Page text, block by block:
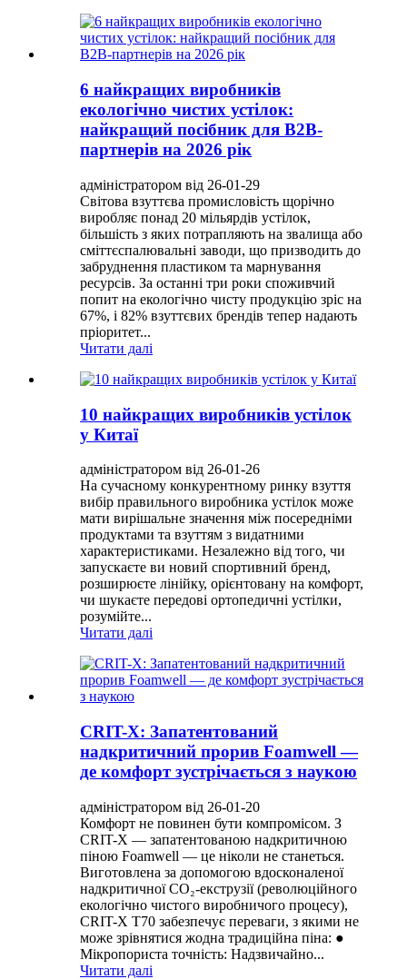
6 найкращих виробників
екологічно чистих устілок:
найкращий посібник для B2B-
партнерів на 2026 рік
адміністратором від 26-01-29
Світова взуттєва промисловість щорічно
виробляє понад 20 мільярдів устілок,
більшість з яких потрапляють на звалища або
сміттєспалювальні заводи, що призводить до
забруднення пластиком та марнування
ресурсів. За останні три роки споживчий
попит на екологічно чисту продукцію зріс на
67%, і 82% взуттєвих брендів тепер надають
пріоритет...
Читати далі
10 найкращих виробників устілок
у Китаї
адміністратором від 26-01-26
На сучасному конкурентному ринку взуття
вибір правильного виробника устілок може
мати вирішальне значення між посередніми
продуктами та взуттям з видатними
характеристиками. Незалежно від того, чи
запускаєте ви новий спортивний бренд,
розширюєте лінійку, орієнтовану на комфорт,
чи шукаєте передові ортопедичні устілки,
розумійте...
Читати далі
CRIT-X: Запатентований
надкритичний прорив Foamwell —
де комфорт зустрічається з наукою
адміністратором від 26-01-20
Комфорт не повинен бути компромісом. З
CRIT-X — запатентованою надкритичною
піною Foamwell — це ніколи не станеться.
Виготовлена ​​за допомогою вдосконаленої
надкритичної CO₂-екструзії (революційного
екологічно чистого виробничого процесу),
CRIT-X T70 забезпечує переваги, з якими не
може зрівнятися жодна традиційна піна: ●
Мікропориста точність: Надзвичайно...
Читати далі